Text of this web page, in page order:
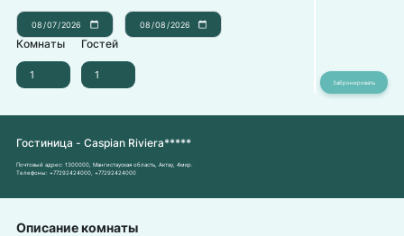
Комнаты Гостей
Гостиница - Caspian Riviera*****
Почтовый адрес: 1300000, Мангистауская область, Актау, 4мкр.
Телефоны: +77292424000 +77292424000
Описание комнаты